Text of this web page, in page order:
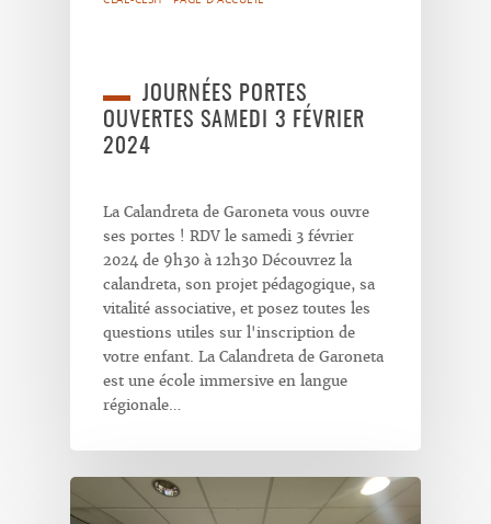
JOURNÉES PORTES
OUVERTES SAMEDI 3 FÉVRIER
2024
La Calandreta de Garoneta vous ouvre
ses portes ! RDV le samedi 3 février
2024 de 9h30 à 12h30 Découvrez la
calandreta, son projet pédagogique, sa
vitalité associative, et posez toutes les
questions utiles sur l'inscription de
votre enfant. La Calandreta de Garoneta
est une école immersive en langue
régionale…